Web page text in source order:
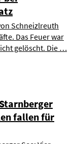
Schneizlreuth
Das Feuer war
gelöscht. Die …
fallen für